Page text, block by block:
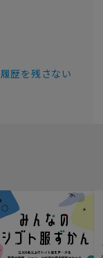
履歴を残さない